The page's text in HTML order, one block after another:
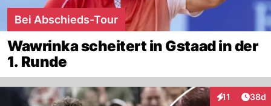
Bei Abschieds-Tour
Wawrinka scheitert in Gstaad in der
1. Runde
11
Interaktionen
38d